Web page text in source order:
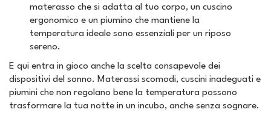
materasso che si adatta al tuo corpo, un cuscino
ergonomico e un piumino che mantiene la
temperatura ideale sono essenziali per un riposo
sereno.
E qui entra in gioco anche la scelta consapevole dei
dispositivi del sonno. Materassi scomodi, cuscini inadeguati e
piumini che non regolano bene la temperatura possono
trasformare la tua notte in un incubo, anche senza sognare.